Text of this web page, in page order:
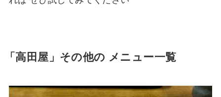
「高田屋」その他の メニュー一覧